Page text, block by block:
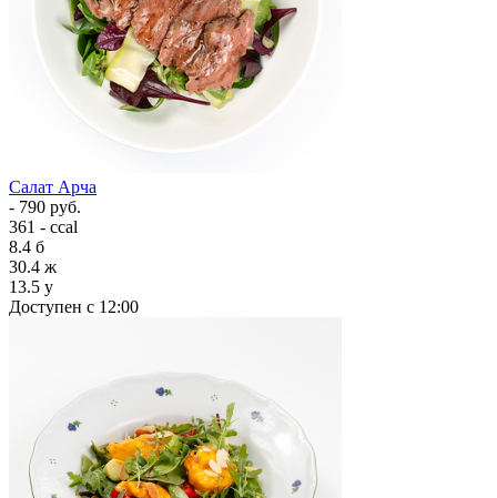
Салат Арча
- 790 руб.
361 - ccal
8.4 б
30.4 ж
13.5 у
Доступен с 12:00